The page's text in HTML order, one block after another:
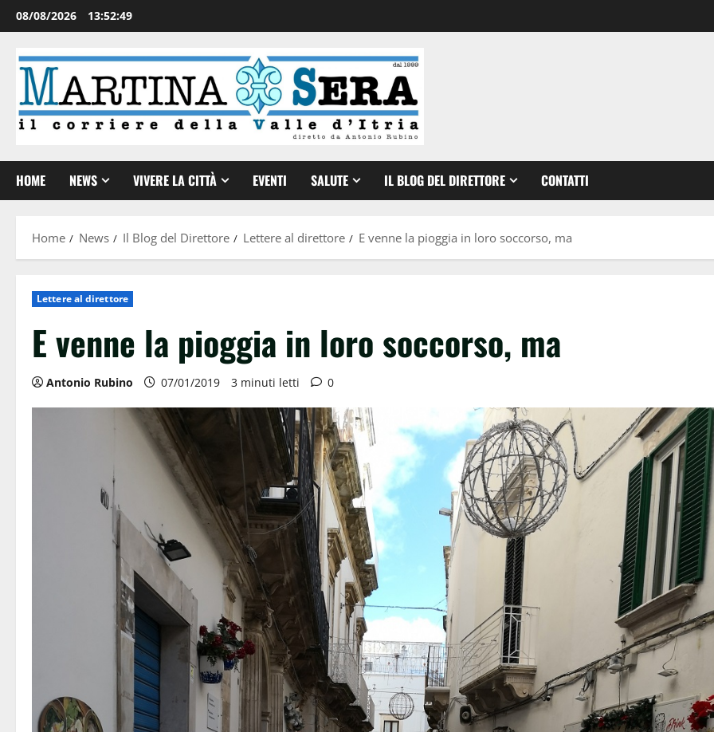
08/08/2026 13:52:50
HOME NEWS VIVERE LA CITTÀ EVENTI SALUTE IL BLOG DEL DIRETTORE CONTATTI
Home News Il Blog del Direttore Lettere al direttore E venne la pioggia in loro soccorso, ma
Lettere al direttore
E venne la pioggia in loro soccorso, ma
Antonio Rubino 07/01/2019 3 minuti letti 0